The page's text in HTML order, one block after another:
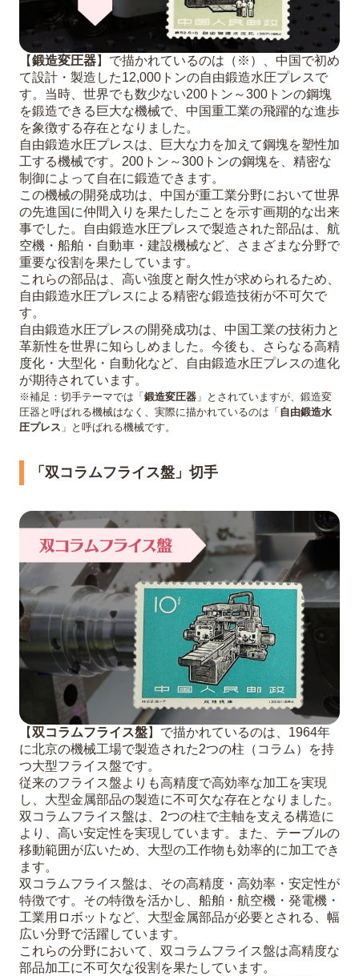
【鍛造変圧器】で描かれているのは（※）、中国で初め
て設計・製造した12,000トンの自由鍛造水圧プレスで
す。当時、世界でも数少ない200トン～300トンの鋼塊
を鍛造できる巨大な機械で、中国重工業の飛躍的な進歩
を象徴する存在となりました。
自由鍛造水圧プレスは、巨大な力を加えて鋼塊を塑性加
工する機械です。200トン～300トンの鋼塊を、精密な
制御によって自在に鍛造できます。
この機械の開発成功は、中国が重工業分野において世界
の先進国に仲間入りを果たしたことを示す画期的な出来
事でした。自由鍛造水圧プレスで製造された部品は、航
空機・船舶・自動車・建設機械など、さまざまな分野で
重要な役割を果たしています。
これらの部品は、高い強度と耐久性が求められるため、
自由鍛造水圧プレスによる精密な鍛造技術が不可欠で
す。
自由鍛造水圧プレスの開発成功は、中国工業の技術力と
革新性を世界に知らしめました。今後も、さらなる高精
度化・大型化・自動化など、自由鍛造水圧プレスの進化
が期待されています。
※補足：切手テーマでは「鍛造変圧器 」とされていますが、鍛造変
圧器と呼ばれる機械はなく、実際に描かれているのは「自由鍛造水
圧プレス 」と呼ばれる機械です。
「双コラムフライス盤」切手
【双コラムフライス盤】で描かれているのは、1964年
に北京の機械工場で製造された2つの柱（コラム）を持
つ大型フライス盤です。
従来のフライス盤よりも高精度で高効率な加工を実現
し、大型金属部品の製造に不可欠な存在となりました。
双コラムフライス盤は、2つの柱で主軸を支える構造に
より、高い安定性を実現しています。また、テーブルの
移動範囲が広いため、大型の工作物も効率的に加工でき
ます。
双コラムフライス盤は、その高精度・高効率・安定性が
特徴です。その特徴を活かし、船舶・航空機・発電機・
工業用ロボットなど、大型金属部品が必要とされる、幅
広い分野で活躍しています。
これらの分野において、双コラムフライス盤は高精度な
部品加工に不可欠な役割を果たしています。